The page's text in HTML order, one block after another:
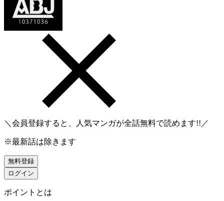
＼会員登録すると、人気マンガが全話無料で読めます!!／
※最新話は除きます
無料登録
ログイン
ポイントとは